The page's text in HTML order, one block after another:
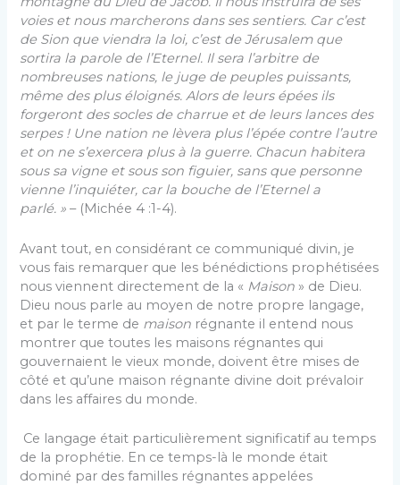
voies et nous marcherons dans ses sentiers. Car c’est
de Sion que viendra la loi, c’est de Jérusalem que
sortira la parole de l’Eternel. Il sera l’arbitre de
nombreuses nations, le juge de peuples puissants,
même des plus éloignés. Alors de leurs épées ils
forgeront des socles de charrue et de leurs lances des
serpes ! Une nation ne lèvera plus l’épée contre l’autre
et on ne s’exercera plus à la guerre. Chacun habitera
sous sa vigne et sous son figuier, sans que personne
vienne l’inquiéter, car la bouche de l’Eternel a
parlé. » – (Michée 4 :1-4).
Avant tout, en considérant ce communiqué divin, je
vous fais remarquer que les bénédictions prophétisées
nous viennent directement de la « Maison » de Dieu.
Dieu nous parle au moyen de notre propre langage,
et par le terme de maison régnante il entend nous
montrer que toutes les maisons régnantes qui
gouvernaient le vieux monde, doivent être mises de
côté et qu’une maison régnante divine doit prévaloir
dans les affaires du monde.
Ce langage était particulièrement significatif au temps
de la prophétie. En ce temps-là le monde était
dominé par des familles régnantes appelées